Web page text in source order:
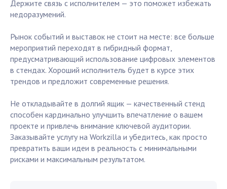
Держите связь с исполнителем — это поможет избежать
недоразумений.
Рынок событий и выставок не стоит на месте: все больше
мероприятий переходят в гибридный формат,
предусматривающий использование цифровых элементов
в стендах. Хороший исполнитель будет в курсе этих
трендов и предложит современные решения.
Не откладывайте в долгий ящик — качественный стенд
способен кардинально улучшить впечатление о вашем
проекте и привлечь внимание ключевой аудитории.
Заказывайте услугу на Workzilla и убедитесь, как просто
превратить ваши идеи в реальность с минимальными
рисками и максимальным результатом.